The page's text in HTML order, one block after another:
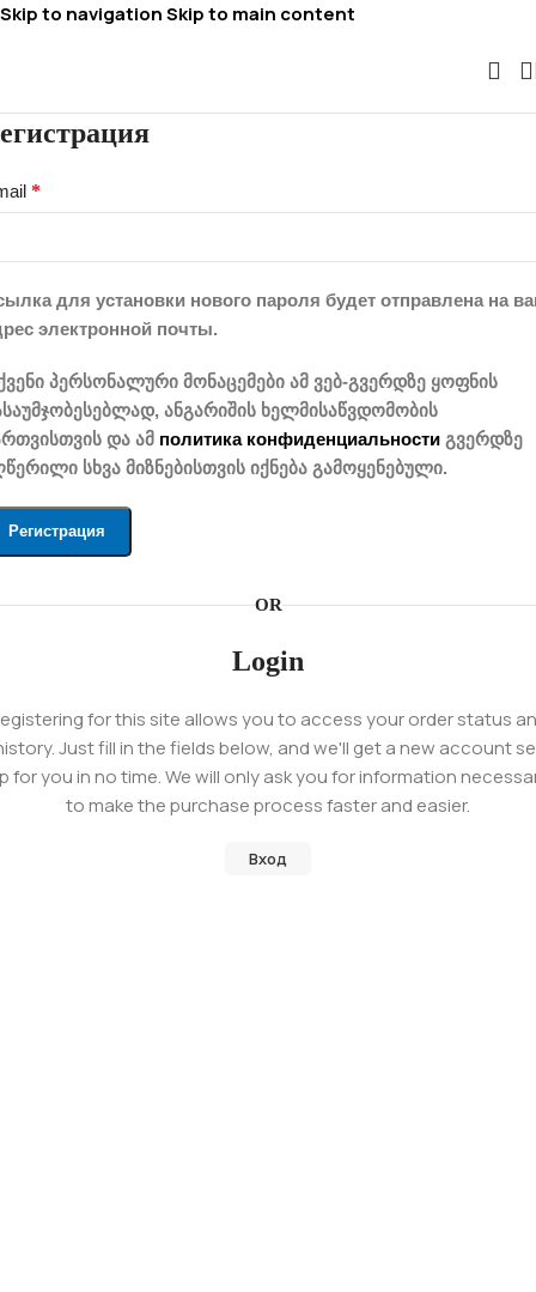
Skip to navigationSkip to main content
*
для установки нового пароля будет отправлена ​​на
электронной почты.
პერსონალური მონაცემები ამ ვებ-გვერდზე ყოფნის
ანგარიშის ხელმისაწვდომობის
და ამ политика конфиденциальности გვერდზე
სხვა მიზნებისთვის იქნება გამოყენებული.
Регистрация
OR
Login
for this site allows you to access your order status
Just fill in the fields below, and we'll get a new account
for you in no time. We will only ask you for information
to make the purchase process faster and easier.
Вход